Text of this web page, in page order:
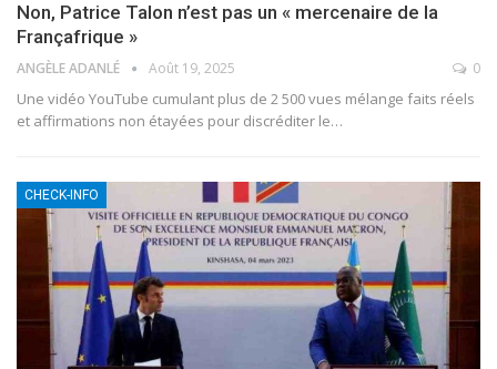
Non, Patrice Talon n’est pas un « mercenaire de la
Françafrique »
ANGÈLE ADANLÉ Août 19, 2025 0
Une vidéo YouTube cumulant plus de 2 500 vues mélange faits réels
et affirmations non étayées pour discréditer le…
CHECK-INFO